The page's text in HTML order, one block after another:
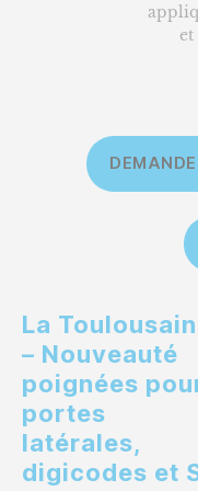
La
– Nouveauté
poignées
portes
latérales,
digicodes et